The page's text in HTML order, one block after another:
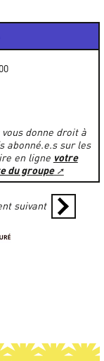
donne droit à
abonné.e.s sur les
en ligne votre
du groupe
suivant